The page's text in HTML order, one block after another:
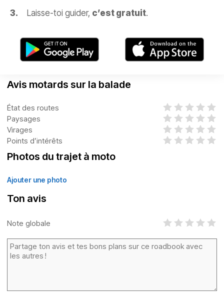
Laisse-toi guider, c’est gratuit.
Avis motards sur la balade
État des routes
Paysages
Virages
Points d’intérêts
Photos du trajet à moto
Ajouter une photo
Ton avis
Note globale